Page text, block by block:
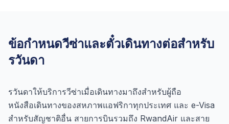
ข้อกำหนดวีซ่าและตั๋วเดินทางต่อสำหรับ
รวันดา
รวันดาให้บริการวีซ่าเมื่อเดินทางมาถึงสำหรับผู้ถือ
หนังสือเดินทางของสหภาพแอฟริกาทุกประเทศ และ e-Visa
สำหรับสัญชาติอื่น สายการบินรวมถึง RwandAir และสาย